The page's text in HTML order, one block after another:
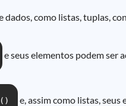
como listas, tuplas,
e seus elementos podem ser
() e, assim como listas, seus